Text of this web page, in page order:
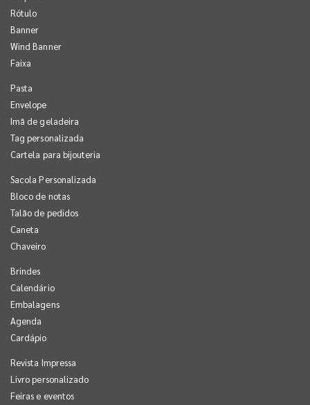
Rótulo
Banner
Wind Banner
Faixa
Pasta
Envelope
Imã de geladeira
Tag personalizada
Cartela para bijouteria
Sacola Personalizada
Bloco de notas
Talão de pedidos
Caneta
Chaveiro
Brindes
Calendário
Embalagens
Agenda
Cardápio
Revista Impressa
Livro personalizado
Feiras e eventos